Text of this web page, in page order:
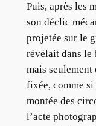
Puis, après les
son déclic
projetée sur le
révélait dans le
mais seulement
fixée, comme
montée des
l’acte